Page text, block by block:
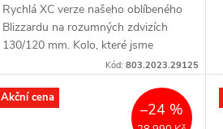
Rychlá XC verze našeho oblíbeného
Blizzardu na rozumných zdvizích
130/120 mm. Kolo, které jsme
stavěli pro maximální univerzálnost:
Kód: 803.2023.29125
Akční cena
–24 %